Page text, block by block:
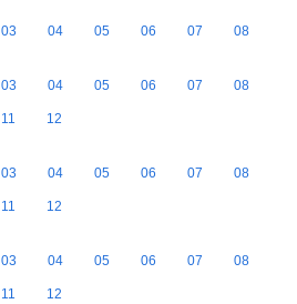
03 04 05 06 07 08
03 04 05 06 07 08
11 12
03 04 05 06 07 08
11 12
03 04 05 06 07 08
11 12